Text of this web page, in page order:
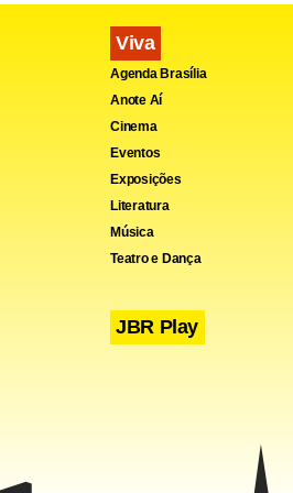
Viva
Agenda Brasília
Anote Aí
Cinema
Eventos
Exposições
Literatura
Música
Teatro e Dança
JBR Play